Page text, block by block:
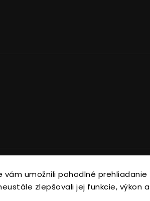
vám umožnili pohodlné prehliadanie
zlepšovali jej funkcie, výkon a
Nonari.sk . Všetky práva vyhradené.
Upraviť nastavenie cookies